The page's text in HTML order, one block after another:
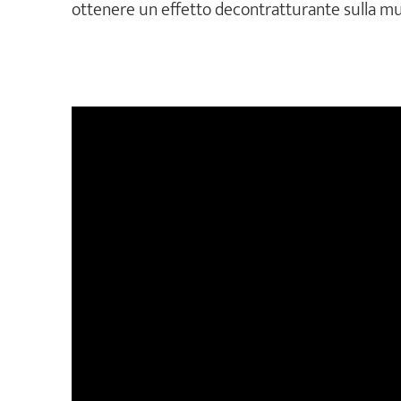
ottenere un effetto decontratturante sulla